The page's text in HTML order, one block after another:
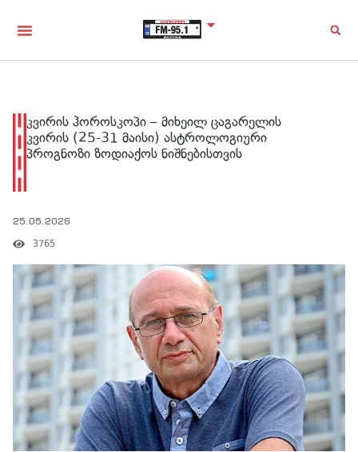
კვირის ჰოროსკოპი – მიხეილ ცაგარელის
კვირის (25-31 მაისი) ასტროლოგიური
პროგნოზი ზოდიაქოს ნიშნებისთვის
25.05.2026
3765